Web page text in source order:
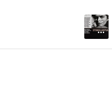
--